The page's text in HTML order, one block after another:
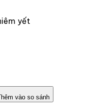
yết
vào so sánh